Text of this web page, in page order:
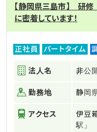
【静岡県三島市】 研修
に密着しています！
正社員 パートタイム
法人名 非公
勤務地 静岡
アクセス
伊豆
駅」